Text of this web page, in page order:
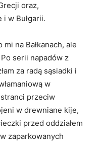
oraz,
w Bułgarii.
na Bałkanach, ale
serii napadów z
za radą sąsiadki i
w
przeciw
w drewniane kije,
przed oddziałem
zaparkowanych